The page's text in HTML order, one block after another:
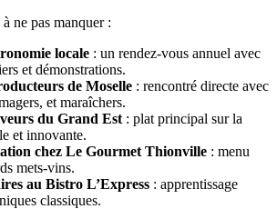
ne pas manquer :
locale : un rendez-vous annuel avec
et démonstrations.
de Moselle : rencontré directe avec
et maraîchers.
du Grand Est : plat principal sur la
et innovante.
chez Le Gourmet Thionville : menu
mets-vins.
au Bistro L’Express : apprentissage
classiques.